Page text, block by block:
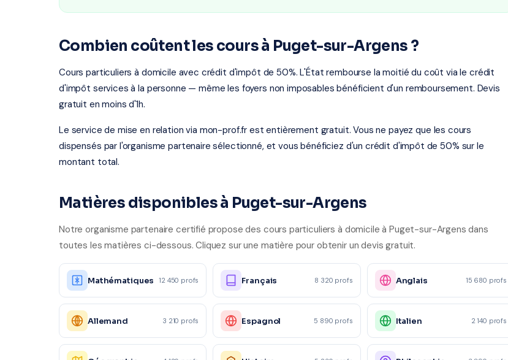
Combien coûtent les cours à Puget-sur-Argens ?
Cours particuliers à domicile avec crédit d'impôt de 50%. L'État rembourse la moitié du coût via le crédit
d'impôt services à la personne — même les foyers non imposables bénéficient d'un remboursement. Devis
gratuit en moins d'1h.
Le service de mise en relation via mon-prof.fr est entièrement gratuit. Vous ne payez que les cours
dispensés par l'organisme partenaire sélectionné, et vous bénéficiez d'un crédit d'impôt de 50% sur le
montant total.
Matières disponibles à Puget-sur-Argens
Notre organisme partenaire certifié propose des cours particuliers à domicile à Puget-sur-Argens dans
toutes les matières ci-dessous. Cliquez sur une matière pour obtenir un devis gratuit.
Mathématiques 12 450 profs Français 8 320 profs Anglais 15 680 profs
Allemand 3 210 profs Espagnol 5 890 profs Italien 2 140 profs